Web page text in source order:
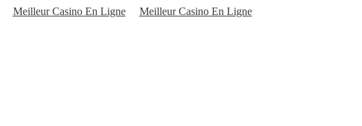
Meilleur Casino En Ligne Meilleur Casino En Ligne